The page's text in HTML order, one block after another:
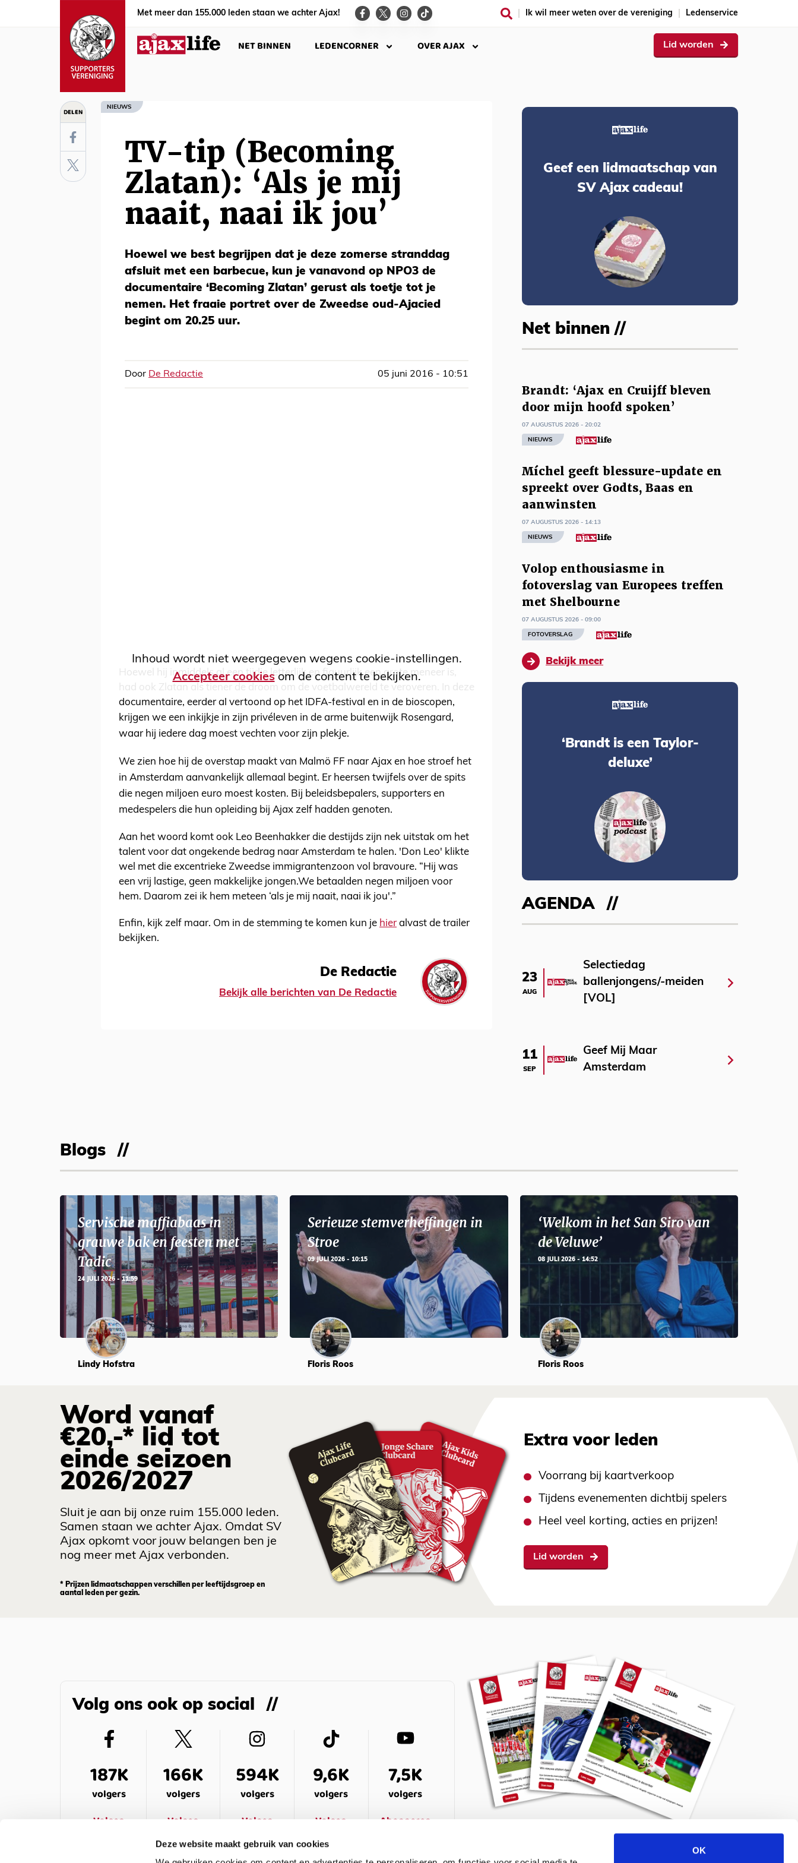
Deze website maakt gebruik van cookies
OK
Met meer dan 155.000 leden staan we achter Ajax! Ik wil meer weten over de vereniging Ledenservice
NET BINNEN LEDENCORNER OVER AJAX Lid worden
DELEN NIEUWS
TV-tip (Becoming
Zlatan): ‘Als je mij
naait, naai ik jou’
Hoewel we best begrijpen dat je deze zomerse stranddag
afsluit met een barbecue, kun je vanavond op NPO3 de
documentaire ‘Becoming Zlatan’ gerust als toetje tot je
nemen. Het fraaie portret over de Zweedse oud-Ajacied
begint om 20.25 uur.
Door De Redactie 05 juni 2016 - 10:51
Inhoud wordt niet weergegeven wegens cookie-instellingen.
Accepteer cookiesom de content te bekijken.
Hoewel hij inmiddels al een tijdje letterlijk en figuurlijk een grote meneer is,
had ook Zlatan als tiener de droom om de voetbalwereld te veroveren. In deze
documentaire, eerder al vertoond op het IDFA-festival en in de bioscopen,
krijgen we een inkijkje in zijn privéleven in de arme buitenwijk Rosengard,
waar hij iedere dag moest vechten voor zijn plekje.
We zien hoe hij de overstap maakt van Malmö FF naar Ajax en hoe stroef het
in Amsterdam aanvankelijk allemaal begint. Er heersen twijfels over de spits
die negen miljoen euro moest kosten. Bij beleidsbepalers, supporters en
medespelers die hun opleiding bij Ajax zelf hadden genoten.
Aan het woord komt ook Leo Beenhakker die destijds zijn nek uitstak om het
talent voor dat ongekende bedrag naar Amsterdam te halen. 'Don Leo' klikte
wel met die excentrieke Zweedse immigrantenzoon vol bravoure. “Hij was
een vrij lastige, geen makkelijke jongen.We betaalden negen miljoen voor
hem. Daarom zei ik hem meteen ‘als je mij naait, naai ik jou'.”
Enfin, kijk zelf maar. Om in de stemming te komen kun je hier alvast de trailer
bekijken.
De Redactie
Bekijk alle berichten van De Redactie
Geef een lidmaatschap van
SV Ajax cadeau!
Net binnen //
Brandt: ‘Ajax en Cruijff bleven
door mijn hoofd spoken’
07 AUGUSTUS 2026 - 20:02
NIEUWS
Míchel geeft blessure-update en
spreekt over Godts, Baas en
aanwinsten
07 AUGUSTUS 2026 - 14:13
NIEUWS
Volop enthousiasme in
fotoverslag van Europees treffen
met Shelbourne
07 AUGUSTUS 2026 - 09:00
FOTOVERSLAG
Bekijk meer
‘Brandt is een Taylor-
deluxe’
AGENDA
23
AUG
Selectiedag
ballenjongens/-meiden
[VOL]
11
SEP
Geef Mij Maar
Amsterdam
Blogs
Servische maffiabaas in
grauwe bak en feesten met
Tadic
24 JULI 2026 - 11:59
Lindy Hofstra
Serieuze stemverheffingen in
Stroe
09 JULI 2026 - 10:15
Floris Roos
‘Welkom in het San Siro van
de Veluwe’
08 JULI 2026 - 14:52
Floris Roos
Word vanaf
€20,-* lid tot
einde seizoen
2026/2027
Sluit je aan bij onze ruim 155.000 leden.
Samen staan we achter Ajax. Omdat SV
Ajax opkomt voor jouw belangen ben je
nog meer met Ajax verbonden.
* Prijzen lidmaatschappen verschillen per leeftijdsgroep en
aantal leden per gezin.
Extra voor leden
Voorrang bij kaartverkoop
Tijdens evenementen dichtbij spelers
Heel veel korting, acties en prijzen!
Lid worden
Volg ons ook op social
187K
volgers
Volgen
166K
volgers
Volgen
594K
volgers
Volgen
9,6K
volgers
Volgen
7,5K
volgers
Abonneren
Meld je aan voor de nieuwsbrief